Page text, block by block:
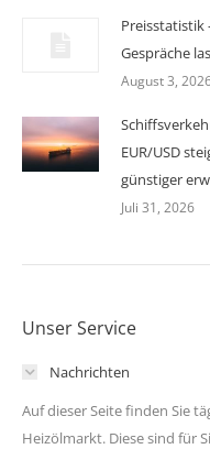
Preisstatistik
Gespräche
August 3,
EUR/USD
günstiger
Juli 31, 2026
Unser Service
Nachrichten
Auf dieser Seite finden Sie
Heizölmarkt. Diese sind für